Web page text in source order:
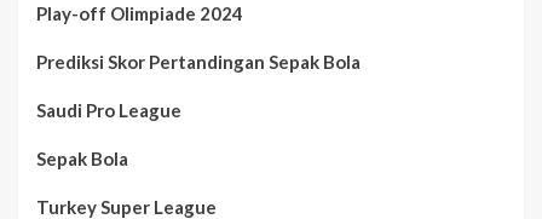
Play-off Olimpiade 2024
Prediksi Skor Pertandingan Sepak Bola
Saudi Pro League
Sepak Bola
Turkey Super League